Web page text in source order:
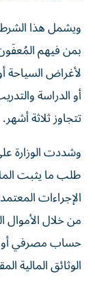
ويشمل هذا الشرط
بمن فيهم
لأغراض السياحة
أو الدراسة
تتجاوز ثلاثة أشهر.
وشددت الوزارة
طلب ما يثبت
الإجراءات
من خلال الأموال
حساب مصرفي أو
الوثائق المالية